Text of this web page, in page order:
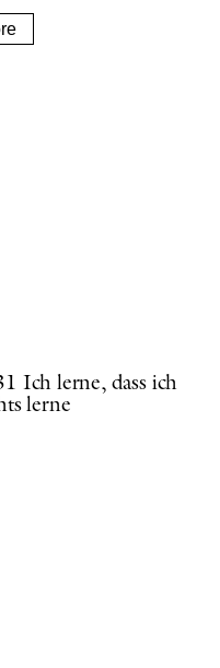
Ich lerne, dass ich
lerne